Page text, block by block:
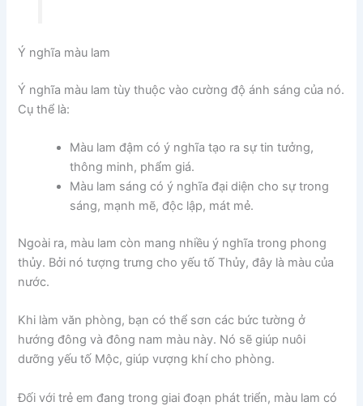
Ý nghĩa màu lam
Ý nghĩa màu lam tùy thuộc vào cường độ ánh sáng của nó.
Cụ thể là:
Màu lam đậm có ý nghĩa tạo ra sự tin tưởng,
thông minh, phẩm giá.
Màu lam sáng có ý nghĩa đại diện cho sự trong
sáng, mạnh mẽ, độc lập, mát mẻ.
Ngoài ra, màu lam còn mang nhiều ý nghĩa trong phong
thủy. Bởi nó tượng trưng cho yếu tố Thủy, đây là màu của
nước.
Khi làm văn phòng, bạn có thể sơn các bức tường ở
hướng đông và đông nam màu này. Nó sẽ giúp nuôi
dưỡng yếu tố Mộc, giúp vượng khí cho phòng.
Đối với trẻ em đang trong giai đoạn phát triển, màu lam có